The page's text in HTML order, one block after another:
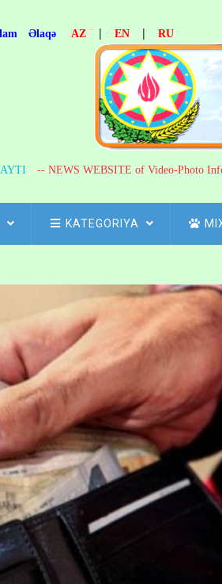
Əlaqə AZ | EN | RU
-- NEWS WEBSITE of Video-Photo
KATEGORIYA